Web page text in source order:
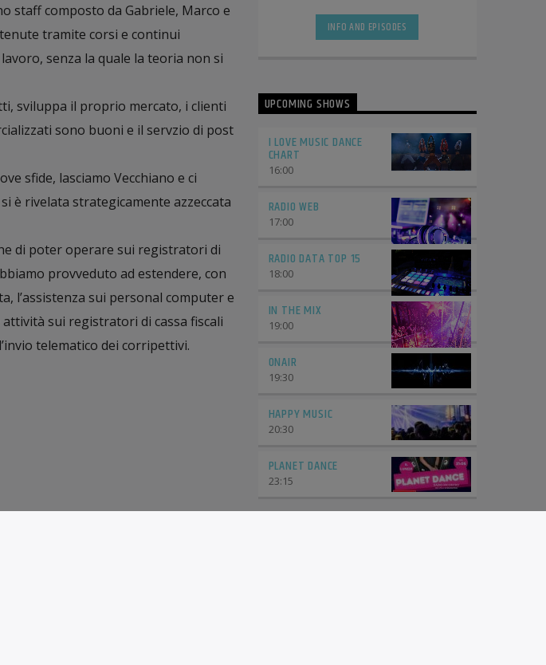
staff composto da Gabriele, Marco e
tramite corsi e continui
senza la quale la teoria non si
sviluppa il proprio mercato, i clienti
sono buoni e il servzio di post
sfide, lasciamo Vecchiano e ci
è rivelata strategicamente azzeccata
di poter operare sui registratori di
provveduto ad estendere, con
l’assistenza sui personal computer e
sui registratori di cassa fiscali
telematico dei corripettivi.
discoteche, radio e compilation.
INFO AND EPISODES
UPCOMING SHOWS
I LOVE MUSIC DANCE
CHART
16:00
RADIO WEB
17:00
RADIO DATA TOP 15
18:00
IN THE MIX
19:00
ONAIR
19:30
HAPPY MUSIC
20:30
PLANET DANCE
23:15